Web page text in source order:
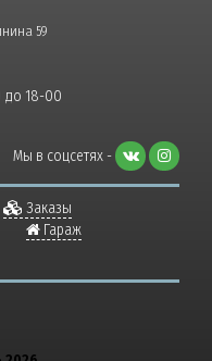
59
до 18-00
Мы в соцсетях -
Заказы
Гараж